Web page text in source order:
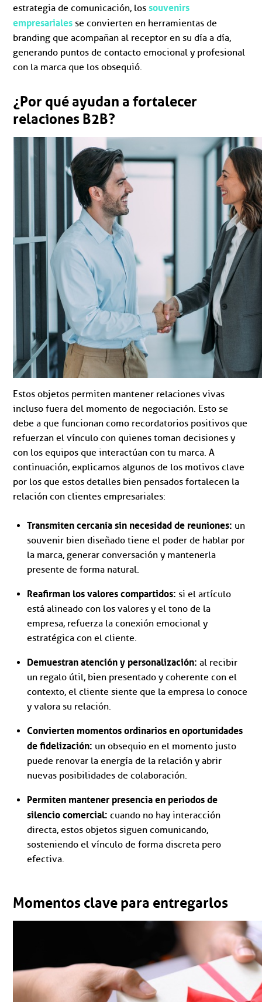
estrategia de comunicación, lossouvenirs
empresariales se convierten en herramientas de
branding que acompañan al receptor en su día a día,
generando puntos de contacto emocional y profesional
con la marca que los obsequió.
¿Por qué ayudan a fortalecer
relaciones B2B?
Estos objetos permiten mantener relaciones vivas
incluso fuera del momento de negociación. Esto se
debe a que funcionan como recordatorios positivos que
refuerzan el vínculo con quienes toman decisiones y
con los equipos que interactúan con tu marca. A
continuación, explicamos algunos de los motivos clave
por los que estos detalles bien pensados fortalecen la
relación con clientes empresariales:
Transmiten cercanía sin necesidad de reuniones: un
souvenir bien diseñado tiene el poder de hablar por
la marca, generar conversación y mantenerla
presente de forma natural.
Reafirman los valores compartidos: si el artículo
está alineado con los valores y el tono de la
empresa, refuerza la conexión emocional y
estratégica con el cliente.
Demuestran atención y personalización: al recibir
un regalo útil, bien presentado y coherente con el
contexto, el cliente siente que la empresa lo conoce
y valora su relación.
Convierten momentos ordinarios en oportunidades
de fidelización: un obsequio en el momento justo
puede renovar la energía de la relación y abrir
nuevas posibilidades de colaboración.
Permiten mantener presencia en periodos de
silencio comercial: cuando no hay interacción
directa, estos objetos siguen comunicando,
sosteniendo el vínculo de forma discreta pero
efectiva.
Momentos clave para entregarlos